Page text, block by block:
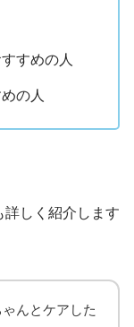
すめの人
の人
しく紹介します
んとケアした